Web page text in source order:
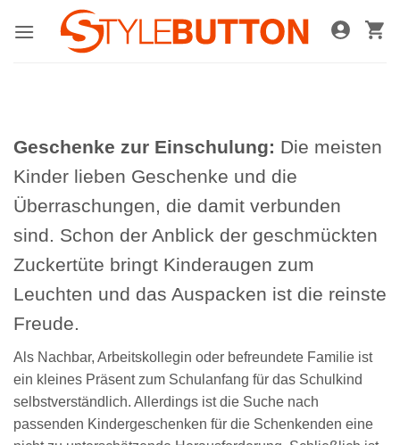
Inhalt
Geschenke zur Einschulung: Die meisten
Kinder lieben Geschenke und die
Überraschungen, die damit verbunden
sind. Schon der Anblick der geschmückten
Zuckertüte bringt Kinderaugen zum
Leuchten und das Auspacken ist die reinste
Freude.
Als Nachbar, Arbeitskollegin oder befreundete Familie ist
ein kleines Präsent zum Schulanfang für das Schulkind
selbstverständlich. Allerdings ist die Suche nach
passenden Kindergeschenken für die Schenkenden eine